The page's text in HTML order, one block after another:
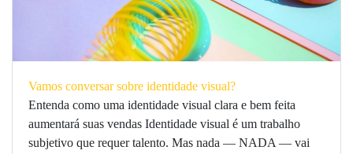
Vamos conversar sobre identidade visual?
Entenda como uma identidade visual clara e bem feita
aumentará suas vendas Identidade visual é um trabalho
subjetivo que requer talento. Mas nada — NADA — vai